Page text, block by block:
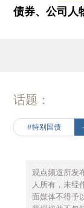
债券、公司人
话题：
#特别国债
观点频道所发
人所有，未经
面媒体不得予